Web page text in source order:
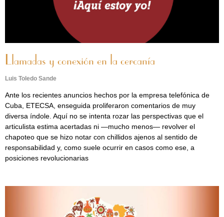
Llamadas y conexión en la cercanía
Luis Toledo Sande
Ante los recientes anuncios hechos por la empresa telefónica de
Cuba, ETECSA, enseguida proliferaron comentarios de muy
diversa índole. Aquí no se intenta rozar las perspectivas que el
articulista estima acertadas ni —mucho menos— revolver el
chapoteo que se hizo notar con chillidos ajenos al sentido de
responsabilidad y, como suele ocurrir en casos como ese, a
posiciones revolucionarias